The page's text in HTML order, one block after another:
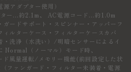
アダプター使用）
ター…約2.1m、 AC電源コード…約1.0m
ードサポート・スピンナー・アッパーフ
ィルターケース・フィルターケースカバ
・洗浄（水洗い）/明暗センサーによるイ
Normal（ノーマル）モード時、
風量運転/メモリー機能(前回設定した状
ファンガード・フィルター未装着・電源